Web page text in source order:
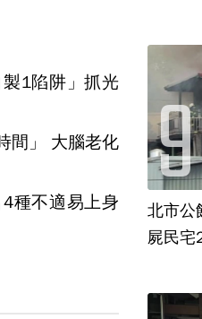
1陷阱」抓光
老化
種不適易上身
北市公
屍民宅